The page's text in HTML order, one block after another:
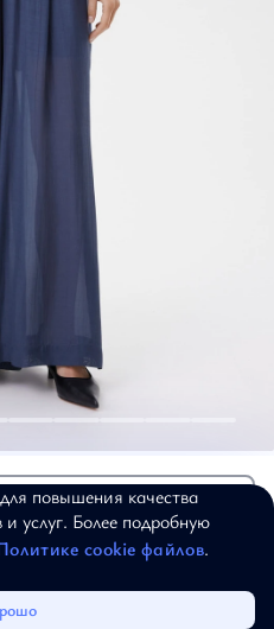
в корзину
Корзина
повышения качества
услуг. Более подробную
cookie файлов.